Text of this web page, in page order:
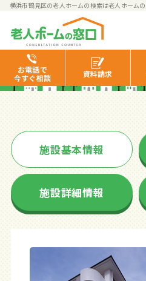
横浜市鶴見区の老人ホームの検索は老人ホーム
お電話で
今すぐ相談
資料請求
アズハイム
施設基本情報
施設詳細情報